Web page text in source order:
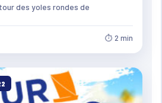
des yoles rondes de
⏱ 2 min